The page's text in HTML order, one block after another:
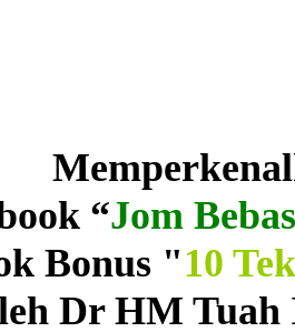
“Jom
Bonus "10
Dr HM Tuah